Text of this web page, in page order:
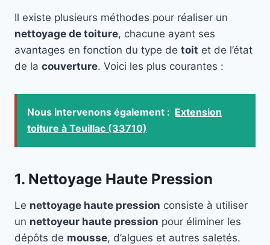
Il existe plusieurs méthodes pour réaliser un
nettoyage de toiture, chacune ayant ses
avantages en fonction du type de toit et de l’état
de la couverture. Voici les plus courantes :
Nous intervenons également : Extension
toiture à Teuillac (33710)
1. Nettoyage Haute Pression
Le nettoyage haute pression consiste à utiliser
un nettoyeur haute pression pour éliminer les
dépôts de mousse, d’algues et autres saletés.